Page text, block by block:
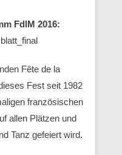
FdlM 2016:
Fête de la
Fest seit 1982
französischen
allen Plätzen und
Tanz gefeiert wird.